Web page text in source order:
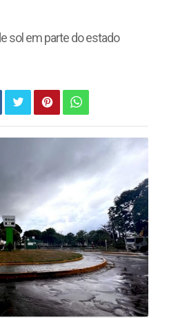
sol em parte do estado